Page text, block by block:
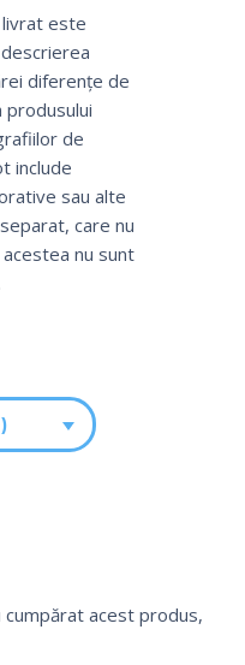
livrat este
diferențe de
de
include
sau alte
care nu
nu sunt
cumpărat acest produs,